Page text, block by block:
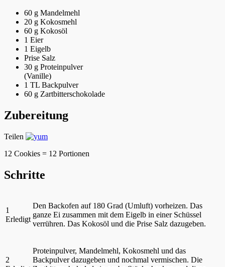
60 g Mandelmehl
20 g Kokosmehl
60 g Kokosöl
1 Eier
1 Eigelb
Prise Salz
30 g Proteinpulver
(Vanille)
1 TL Backpulver
60 g Zartbitterschokolade
Zubereitung
Teilen
12 Cookies = 12 Portionen
Schritte
1
Erledigt
Den Backofen auf 180 Grad (Umluft) vorheizen. Das
ganze Ei zusammen mit dem Eigelb in einer Schüssel
verrühren. Das Kokosöl und die Prise Salz dazugeben.
2
Proteinpulver, Mandelmehl, Kokosmehl und das
Backpulver dazugeben und nochmal vermischen. Die